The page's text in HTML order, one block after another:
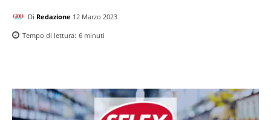
Di Redazione 12 Marzo 2023
Tempo di lettura: 6 minuti